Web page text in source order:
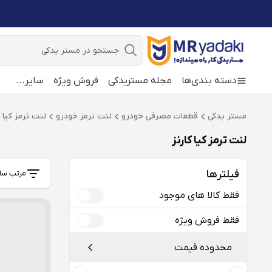
جستجو
دسته بندی‌ها مجله مستریدکی فروش ویژه سایر ...
مستر یدکی قطعات مصرفی خودرو لنت ترمز خودرو لنت ترمز کیا
لنت ترمز کیا کارنز
فیلترها
فقط کالا های موجود
فقط فروش ویژه
محدوده قیمت
مرتب